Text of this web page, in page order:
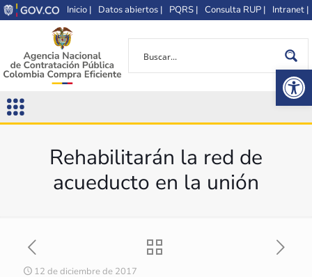
Inicio | Datos abiertos | PQRS | Consulta RUP | Intranet |
Rehabilitarán la red de
acueducto en la unión
12 de diciembre de 2017